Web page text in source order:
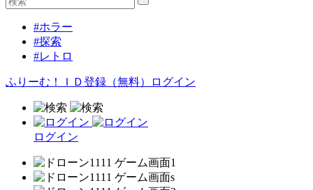
#ホラー
#探索
#レトロ
ふりーむ！ＩＤ登録（無料） ログイン
ログイン